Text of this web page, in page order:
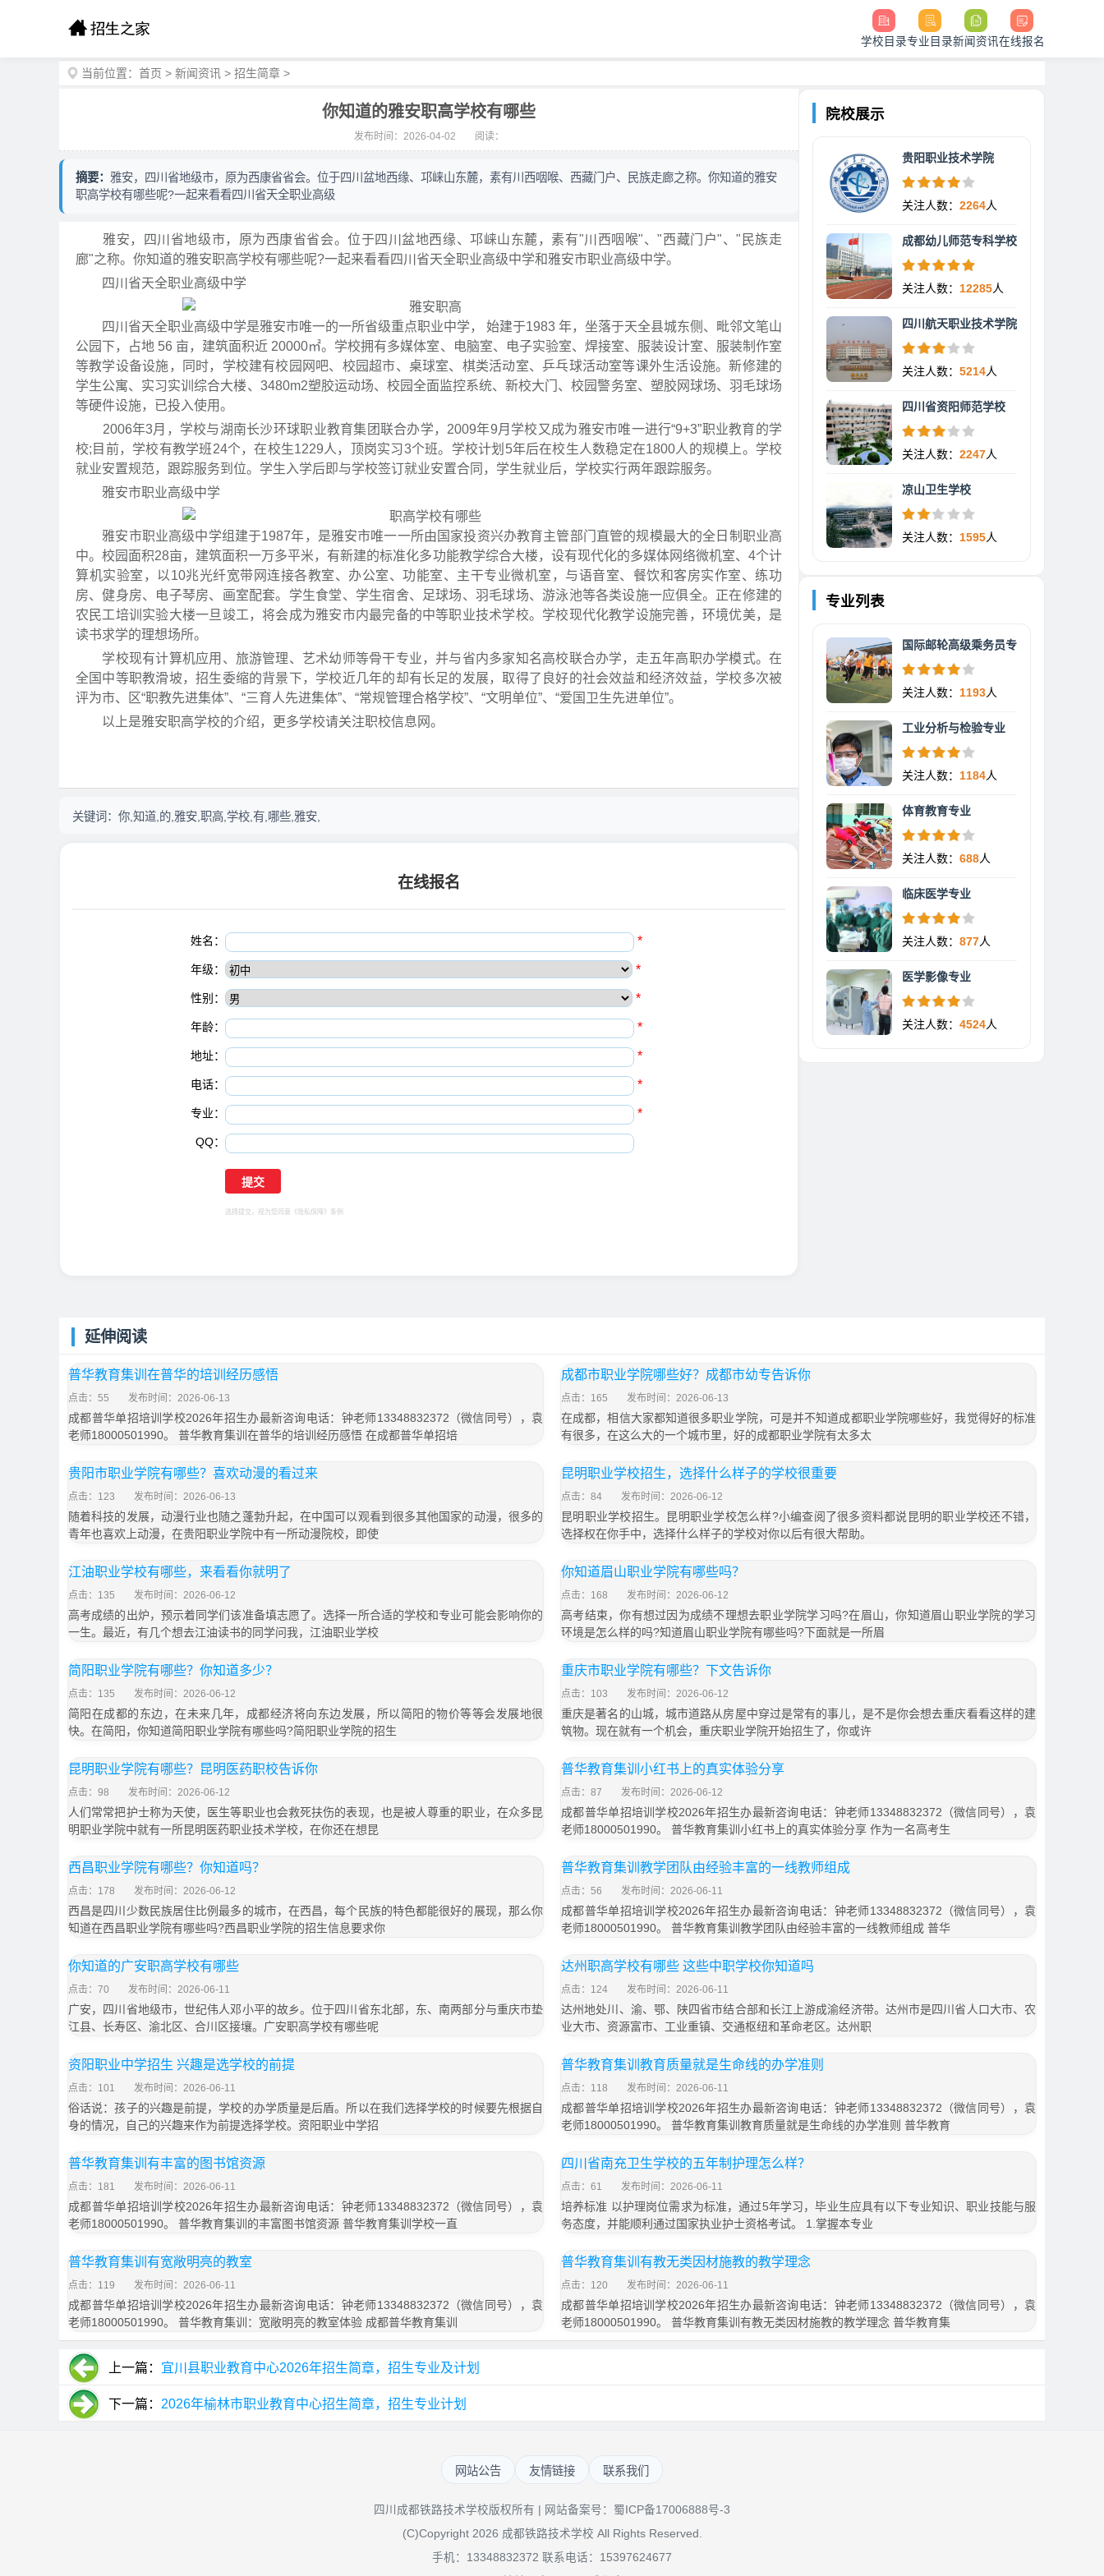
学校目录专业目录新闻资讯在线报名
当前位置： 首页 > 新闻资讯 > 招生简章 >
你知道的雅安职高学校有哪些
发布时间：2026-04-02 阅读：
摘要： 雅安，四川省地级市，原为西康省省会。位于四川盆地西缘、邛崃山东麓，素有川西咽喉、西藏门户、民族走廊之称。你知道的雅安
职高学校有哪些呢?一起来看看四川省天全职业高级
雅安，四川省地级市，原为西康省省会。位于四川盆地西缘、邛崃山东麓，素有"川西咽喉"、"西藏门户"、"民族走
廊"之称。你知道的雅安职高学校有哪些呢?一起来看看四川省天全职业高级中学和雅安市职业高级中学。
四川省天全职业高级中学
四川省天全职业高级中学是雅安市唯一的一所省级重点职业中学， 始建于1983 年，坐落于天全县城东侧、毗邻文笔山
公园下，占地 56 亩，建筑面积近 20000㎡。学校拥有多媒体室、电脑室、电子实验室、焊接室、服装设计室、服装制作室
等教学设备设施，同时，学校建有校园网吧、校园超市、桌球室、棋类活动室、乒乓球活动室等课外生活设施。新修建的
学生公寓、实习实训综合大楼、3480m2塑胶运动场、校园全面监控系统、新校大门、校园警务室、塑胶网球场、羽毛球场
等硬件设施，已投入使用。
2006年3月，学校与湖南长沙环球职业教育集团联合办学，2009年9月学校又成为雅安市唯一进行“9+3”职业教育的学
校;目前，学校有教学班24个，在校生1229人，顶岗实习3个班。学校计划5年后在校生人数稳定在1800人的规模上。学校
就业安置规范，跟踪服务到位。学生入学后即与学校签订就业安置合同，学生就业后，学校实行两年跟踪服务。
雅安市职业高级中学
雅安市职业高级中学组建于1987年，是雅安市唯一一所由国家投资兴办教育主管部门直管的规模最大的全日制职业高
中。校园面积28亩，建筑面积一万多平米，有新建的标准化多功能教学综合大楼，设有现代化的多媒体网络微机室、4个计
算机实验室，以10兆光纤宽带网连接各教室、办公室、功能室、主干专业微机室，与语音室、餐饮和客房实作室、练功
房、健身房、电子琴房、画室配套。学生食堂、学生宿舍、足球场、羽毛球场、游泳池等各类设施一应俱全。正在修建的
农民工培训实验大楼一旦竣工，将会成为雅安市内最完备的中等职业技术学校。学校现代化教学设施完善，环境优美，是
读书求学的理想场所。
学校现有计算机应用、旅游管理、艺术幼师等骨干专业，并与省内多家知名高校联合办学，走五年高职办学模式。在
全国中等职教滑坡，招生委缩的背景下，学校近几年的却有长足的发展，取得了良好的社会效益和经济效益，学校多次被
评为市、区“职教先进集体”、“三育人先进集体”、“常规管理合格学校”、“文明单位”、“爱国卫生先进单位”。
以上是雅安职高学校的介绍，更多学校请关注职校信息网。
关键词： 你,知道,的,雅安,职高,学校,有,哪些,雅安,
在线报名
姓名： *
年级： *
性别： *
年龄： *
地址： *
电话： *
专业： *
QQ：
选择提交，视为您同意 《隐私保障》 条例
院校展示
贵阳职业技术学院
关注人数： 2264人
成都幼儿师范专科学校
关注人数： 12285人
四川航天职业技术学院
关注人数： 5214人
四川省资阳师范学校
关注人数： 2247人
凉山卫生学校
关注人数： 1595人
专业列表
国际邮轮高级乘务员专
关注人数： 1193人
工业分析与检验专业
关注人数： 1184人
体育教育专业
关注人数： 688人
临床医学专业
关注人数： 877人
医学影像专业
关注人数： 4524人
延伸阅读
普华教育集训在普华的培训经历感悟
点击：55 发布时间：2026-06-13
成都普华单招培训学校2026年招生办最新咨询电话：钟老师13348832372（微信同号），袁
老师18000501990。 普华教育集训在普华的培训经历感悟 在成都普华单招培
成都市职业学院哪些好？成都市幼专告诉你
点击：165 发布时间：2026-06-13
在成都，相信大家都知道很多职业学院，可是并不知道成都职业学院哪些好，我觉得好的标准
有很多，在这么大的一个城市里，好的成都职业学院有太多太
贵阳市职业学院有哪些？喜欢动漫的看过来
点击：123 发布时间：2026-06-13
随着科技的发展，动漫行业也随之蓬勃升起，在中国可以观看到很多其他国家的动漫，很多的
青年也喜欢上动漫，在贵阳职业学院中有一所动漫院校，即使
昆明职业学校招生，选择什么样子的学校很重要
点击：84 发布时间：2026-06-12
昆明职业学校招生。昆明职业学校怎么样?小编查阅了很多资料都说昆明的职业学校还不错，
选择权在你手中，选择什么样子的学校对你以后有很大帮助。
江油职业学校有哪些，来看看你就明了
点击：135 发布时间：2026-06-12
高考成绩的出炉，预示着同学们该准备填志愿了。选择一所合适的学校和专业可能会影响你的
一生。最近，有几个想去江油读书的同学问我，江油职业学校
你知道眉山职业学院有哪些吗？
点击：168 发布时间：2026-06-12
高考结束，你有想过因为成绩不理想去职业学院学习吗?在眉山，你知道眉山职业学院的学习
环境是怎么样的吗?知道眉山职业学院有哪些吗?下面就是一所眉
简阳职业学院有哪些？你知道多少？
点击：135 发布时间：2026-06-12
简阳在成都的东边，在未来几年，成都经济将向东边发展，所以简阳的物价等等会发展地很
快。在简阳，你知道简阳职业学院有哪些吗?简阳职业学院的招生
重庆市职业学院有哪些？下文告诉你
点击：103 发布时间：2026-06-12
重庆是著名的山城，城市道路从房屋中穿过是常有的事儿，是不是你会想去重庆看看这样的建
筑物。现在就有一个机会，重庆职业学院开始招生了，你或许
昆明职业学院有哪些？昆明医药职校告诉你
点击：98 发布时间：2026-06-12
人们常常把护士称为天使，医生等职业也会救死扶伤的表现，也是被人尊重的职业，在众多昆
明职业学院中就有一所昆明医药职业技术学校，在你还在想昆
普华教育集训小红书上的真实体验分享
点击：87 发布时间：2026-06-12
成都普华单招培训学校2026年招生办最新咨询电话：钟老师13348832372（微信同号），袁
老师18000501990。 普华教育集训小红书上的真实体验分享 作为一名高考生
西昌职业学院有哪些？你知道吗？
点击：178 发布时间：2026-06-12
西昌是四川少数民族居住比例最多的城市，在西昌，每个民族的特色都能很好的展现，那么你
知道在西昌职业学院有哪些吗?西昌职业学院的招生信息要求你
普华教育集训教学团队由经验丰富的一线教师组成
点击：56 发布时间：2026-06-11
成都普华单招培训学校2026年招生办最新咨询电话：钟老师13348832372（微信同号），袁
老师18000501990。 普华教育集训教学团队由经验丰富的一线教师组成 普华
你知道的广安职高学校有哪些
点击：70 发布时间：2026-06-11
广安，四川省地级市，世纪伟人邓小平的故乡。位于四川省东北部，东、南两部分与重庆市垫
江县、长寿区、渝北区、合川区接壤。广安职高学校有哪些呢
达州职高学校有哪些 这些中职学校你知道吗
点击：124 发布时间：2026-06-11
达州地处川、渝、鄂、陕四省市结合部和长江上游成渝经济带。达州市是四川省人口大市、农
业大市、资源富市、工业重镇、交通枢纽和革命老区。达州职
资阳职业中学招生 兴趣是选学校的前提
点击：101 发布时间：2026-06-11
俗话说：孩子的兴趣是前提，学校的办学质量是后盾。所以在我们选择学校的时候要先根据自
身的情况，自己的兴趣来作为前提选择学校。资阳职业中学招
普华教育集训教育质量就是生命线的办学准则
点击：118 发布时间：2026-06-11
成都普华单招培训学校2026年招生办最新咨询电话：钟老师13348832372（微信同号），袁
老师18000501990。 普华教育集训教育质量就是生命线的办学准则 普华教育
普华教育集训有丰富的图书馆资源
点击：181 发布时间：2026-06-11
成都普华单招培训学校2026年招生办最新咨询电话：钟老师13348832372（微信同号），袁
老师18000501990。 普华教育集训的丰富图书馆资源 普华教育集训学校一直
四川省南充卫生学校的五年制护理怎么样？
点击：61 发布时间：2026-06-11
培养标准 以护理岗位需求为标准，通过5年学习，毕业生应具有以下专业知识、职业技能与服
务态度，并能顺利通过国家执业护士资格考试。 1.掌握本专业
普华教育集训有宽敞明亮的教室
点击：119 发布时间：2026-06-11
成都普华单招培训学校2026年招生办最新咨询电话：钟老师13348832372（微信同号），袁
老师18000501990。 普华教育集训：宽敞明亮的教室体验 成都普华教育集训
普华教育集训有教无类因材施教的教学理念
点击：120 发布时间：2026-06-11
成都普华单招培训学校2026年招生办最新咨询电话：钟老师13348832372（微信同号），袁
老师18000501990。 普华教育集训有教无类因材施教的教学理念 普华教育集
上一篇： 宜川县职业教育中心2026年招生简章，招生专业及计划
下一篇： 2026年榆林市职业教育中心招生简章，招生专业计划
网站公告 友情链接 联系我们
四川成都铁路技术学校版权所有 | 网站备案号： 蜀ICP备17006888号-3
(C)Copyright 2026 成都铁路技术学校 All Rights Reserved.
手机：13348832372 联系电话：15397624677